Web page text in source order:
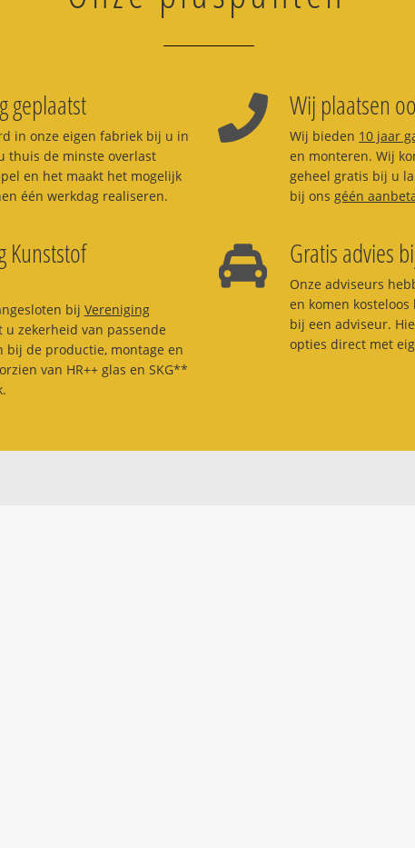
geplaatst
in onze eigen fabriek bij u in
thuis de minste overlast
en het maakt het mogelijk
één werkdag realiseren.
Wij plaatsen
Wij bieden 10 jaar
en monteren. Wij
geheel gratis bij u
bij ons géén
Kunststof
bij Vereniging
u zekerheid van passende
bij de productie, montage en
van HR++ glas en SKG**
Gratis advies
Onze adviseurs
en komen
bij een adviseur.
opties direct met